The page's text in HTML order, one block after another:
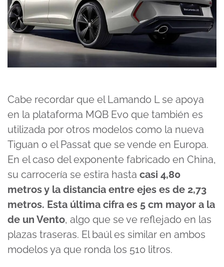
Cabe recordar que el Lamando L se apoya
en la plataforma MQB Evo que también es
utilizada por otros modelos como la nueva
Tiguan o el Passat que se vende en Europa.
En el caso del exponente fabricado en China,
su carrocería se estira hasta casi 4,80
metros y la distancia entre ejes es de 2,73
metros. Esta última cifra es 5 cm mayor a la
de un Vento, algo que se ve reflejado en las
plazas traseras. El baúl es similar en ambos
modelos ya que ronda los 510 litros.